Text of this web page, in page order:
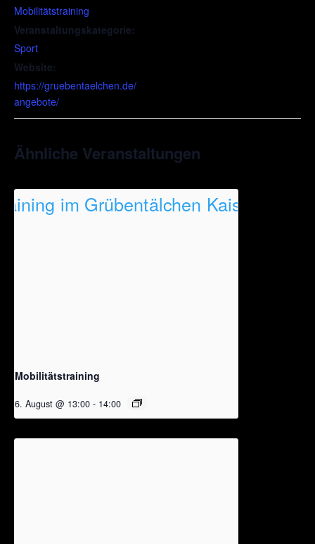
Mobilitätstraining
Veranstaltungskategorie:
Sport
Website:
https://gruebentaelchen.de/
angebote/
Ähnliche Veranstaltungen
Mobilitätstraining
6. August @ 13:00 - 14:00